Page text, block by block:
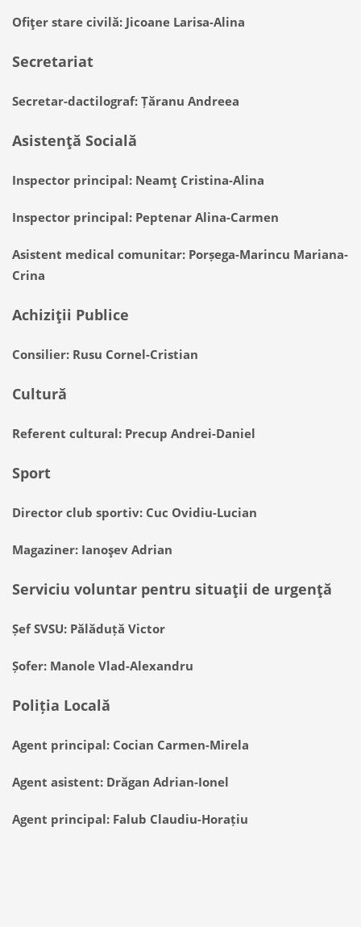
Ofiţer stare civilă: Jicoane Larisa-Alina
Secretariat
Secretar-dactilograf: Țăranu Andreea
Asistenţă Socială
Inspector principal: Neamţ Cristina-Alina
Inspector principal: Peptenar Alina-Carmen
Asistent medical comunitar: Porșega-Marincu Mariana-
Crina
Achiziţii Publice
Consilier: Rusu Cornel-Cristian
Cultură
Referent cultural: Precup Andrei-Daniel
Sport
Director club sportiv: Cuc Ovidiu-Lucian
Magaziner: Ianoşev Adrian
Serviciu voluntar pentru situaţii de urgenţă
Șef SVSU: Pălăduță Victor
Șofer: Manole Vlad-Alexandru
Poliția Locală
Agent principal: Cocian Carmen-Mirela
Agent asistent: Drăgan Adrian-Ionel
Agent principal: Falub Claudiu-Horațiu